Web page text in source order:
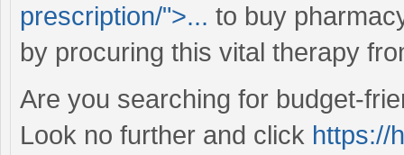
prescription/">... to buy
by procuring this vital therapy
Are you searching for budget-
Look no further and click https://